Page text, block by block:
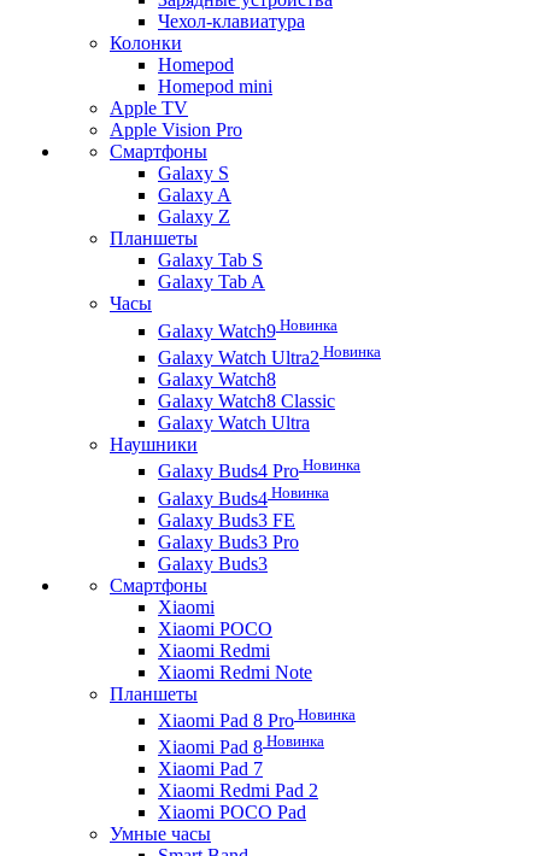
Чехол-клавиатура
Колонки
Homepod
Homepod mini
Apple TV
Apple Vision Pro
Смартфоны
Galaxy S
Galaxy A
Galaxy Z
Планшеты
Galaxy Tab S
Galaxy Tab A
Часы
Galaxy Watch9 Новинка
Galaxy Watch Ultra2 Новинка
Galaxy Watch8
Galaxy Watch8 Classic
Galaxy Watch Ultra
Наушники
Galaxy Buds4 Pro Новинка
Galaxy Buds4 Новинка
Galaxy Buds3 FE
Galaxy Buds3 Pro
Galaxy Buds3
Смартфоны
Xiaomi
Xiaomi POCO
Xiaomi Redmi
Xiaomi Redmi Note
Планшеты
Xiaomi Pad 8 Pro Новинка
Xiaomi Pad 8 Новинка
Xiaomi Pad 7
Xiaomi Redmi Pad 2
Xiaomi POCO Pad
Умные часы